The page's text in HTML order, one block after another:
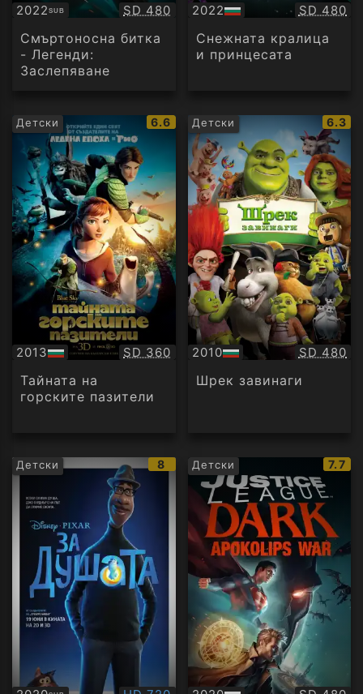
2022SUB
Субтитри Качество:
SD 480
Смъртоносна битка
- Легенди:
Заслепяване
2022
БГ
аудио
SD 480
Снежната кралица
и принцесата
Детски
IMDb
рейтинг:
6.6
2013
БГ
аудио
Качество:
SD 360
Тайната на
горските пазители
Детски
IMDb
6.3
2010
БГ
аудио
SD 480
Шрек завинаги
Детски
IMDb
рейтинг:
8 Детски
IMDb
7.7